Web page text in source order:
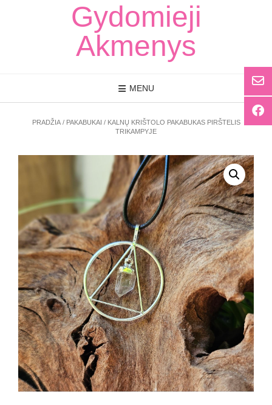
Gydomieji
Akmenys
MENU
PRADŽIA/ PAKABUKAI / KALNŲ KRIŠTOLO PAKABUKAS PIRŠTELIS
TRIKAMPYJE